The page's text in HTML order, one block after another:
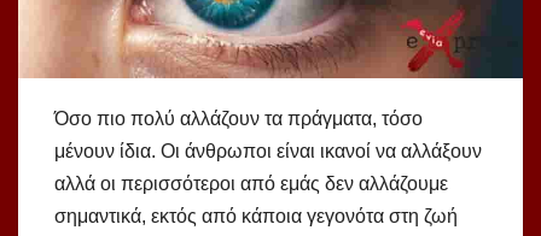
Όσο πιο πολύ αλλάζουν τα πράγματα, τόσο
μένουν ίδια. Οι άνθρωποι είναι ικανοί να αλλάξουν
αλλά οι περισσότεροι από εμάς δεν αλλάζουμε
σημαντικά, εκτός από κάποια γεγονότα στη ζωή